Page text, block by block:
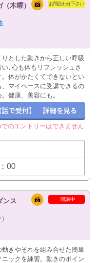
お問合わせ下さい
木曜）
りとした動きから正しい呼吸
い､心も体もリフレッシュさ
。体がかたくてできないとい
、マイペースに受講できるの
健康、美容にも。
のエントリーはできません
00
開講中
ンス
動きやそれを組み合せた簡単
ニックを練習。動きのポイン